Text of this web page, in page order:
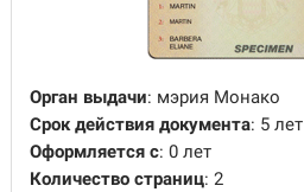
Орган выдачи: мэрия Монако
Срок действия документа: 5 лет
Оформляется с: 0 лет
Количество страниц: 2